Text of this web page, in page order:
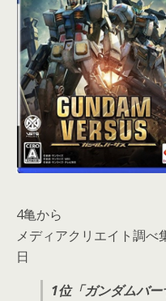
4亀から
メディアクリエイト調べ
日
1位「ガンダムバー